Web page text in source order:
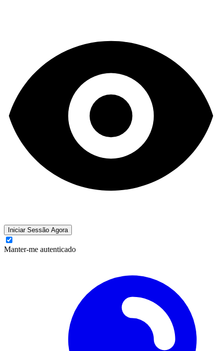
Iniciar Sessão Agora
Manter-me autenticado